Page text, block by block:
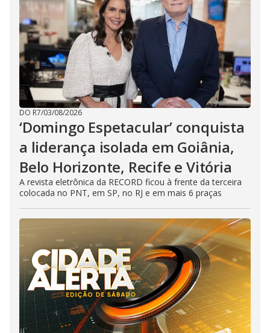
DO R7/03/08/2026
‘Domingo Espetacular’ conquista
a liderança isolada em Goiânia,
Belo Horizonte, Recife e Vitória
A revista eletrônica da RECORD ficou à frente da terceira
colocada no PNT, em SP, no RJ e em mais 6 praças